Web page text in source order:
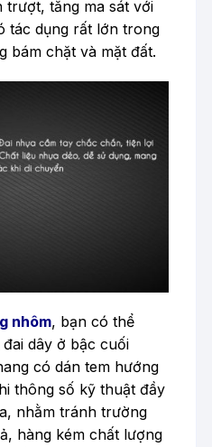
tăng ma sát với
tác dụng rất lớn trong
bám chặt và mặt đất.
nhôm, bạn có thể
dây ở bậc cuối
có dán tem hướng
thông số kỹ thuật đầy
nhằm tránh trường
hàng kém chất lượng